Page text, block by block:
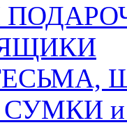
СУМКИ